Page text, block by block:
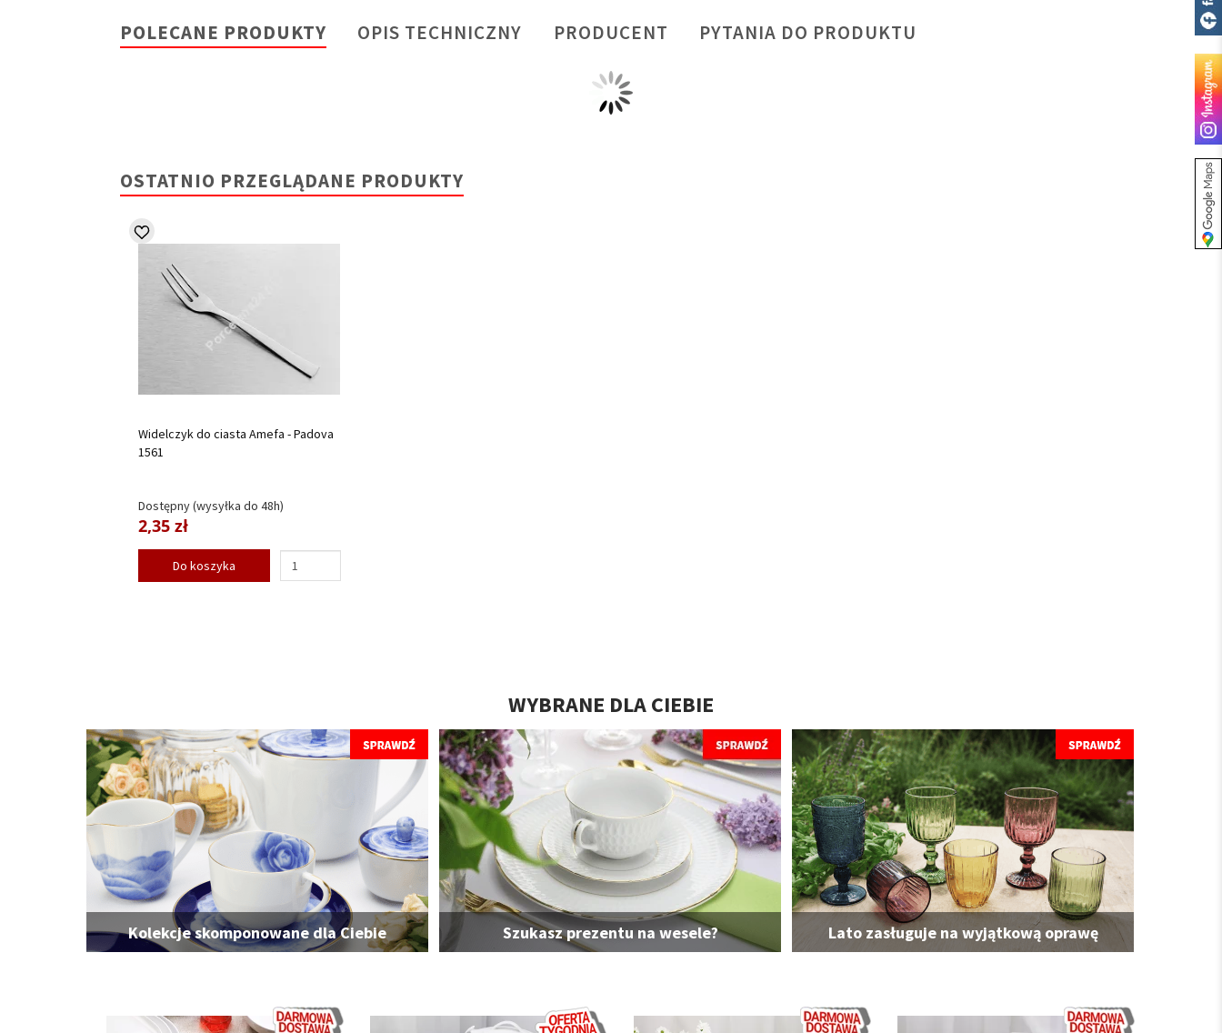
POLECANE PRODUKTY OPIS TECHNICZNY PRODUCENT PYTANIA DO PRODUKTU
OSTATNIO PRZEGLĄDANE PRODUKTY
Widelczyk do ciasta Amefa - Padova
1561
Dostępny (wysyłka do 48h)
2,35 zł
Do koszyka
WYBRANE DLA CIEBIE
Kolekcje skomponowane dla Ciebie Szukasz prezentu na wesele? Lato zasługuje na wyjątkową oprawę